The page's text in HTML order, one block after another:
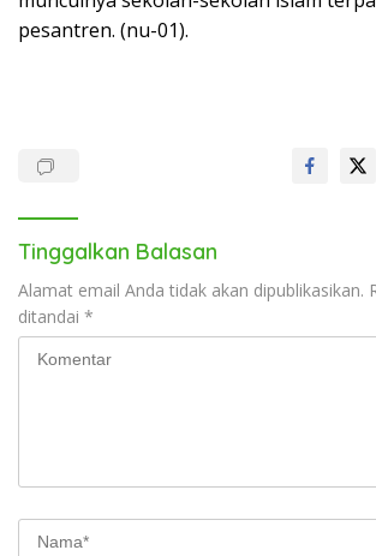
pesantren. (nu-01).
Tinggalkan Balasan
Alamat email Anda tidak akan dipublikasikan.
ditandai *